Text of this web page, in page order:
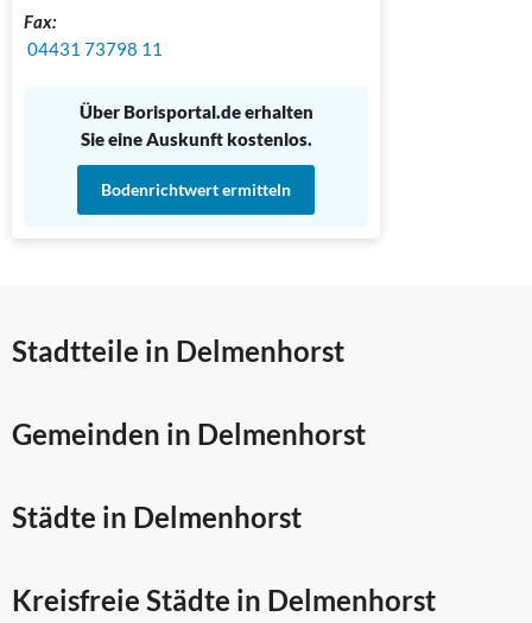
Fax:
04431 73798 11
Über Borisportal.de erhalten
Sie eine Auskunft kostenlos.
Bodenrichtwert ermitteln
Stadtteile in Delmenhorst
Gemeinden in Delmenhorst
Städte in Delmenhorst
Kreisfreie Städte in Delmenhorst